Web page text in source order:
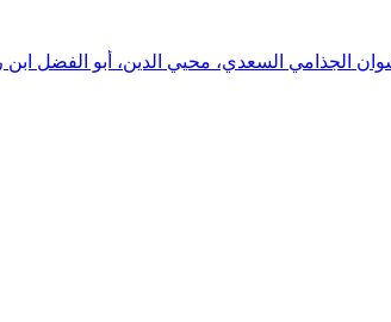
الجذامي السعدي، محيي الدين، أبو الفضل ابن